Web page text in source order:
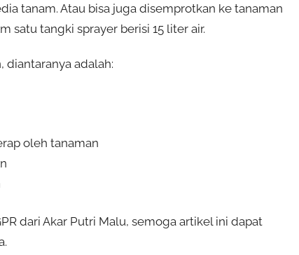
tanam. Atau bisa juga disemprotkan ke tanaman
satu tangki sprayer berisi 15 liter air.
diantaranya adalah:
oleh tanaman
dari Akar Putri Malu, semoga artikel ini dapat